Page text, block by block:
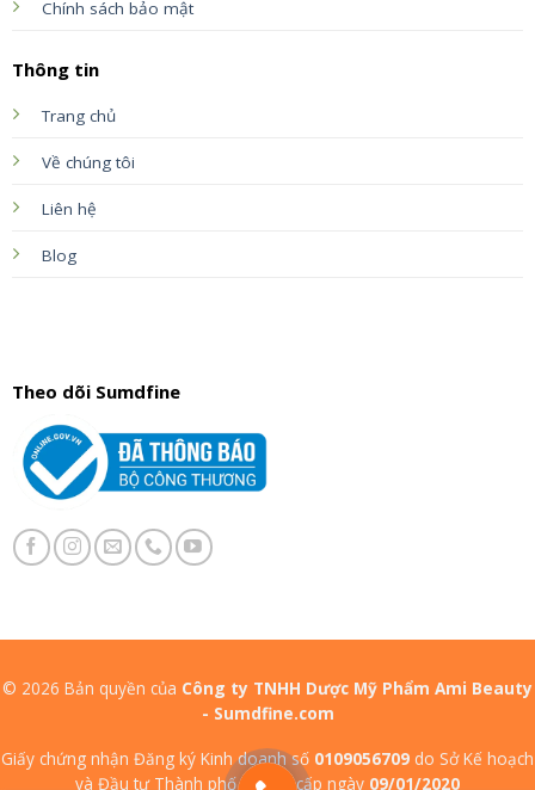
Chính sách bảo mật
Thông tin
Trang chủ
Về chúng tôi
Liên hệ
Blog
Theo dõi Sumdfine
© 2026 Bản quyền của Công ty TNHH Dược Mỹ Phẩm Ami Beauty
- Sumdfine.com
Giấy chứng nhận Đăng ký Kinh doanh số 0109056709 do Sở Kế hoạch
và Đầu tư Thành phố Hà Nội cấp ngày 09/01/2020